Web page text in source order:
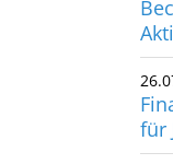
für
Deutscher